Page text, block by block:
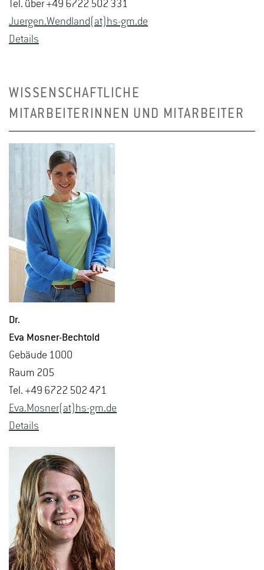
Tel. über +49 6722 502 331
Ju­er­gen.Wend­land(at)hs-​gm.​de
De­tails
WISSENSCHAFTLICHE
MITARBEITERINNEN UND MITARBEITER
Dr.
Eva Mos­ner-Bech­told
Ge­bäu­de 1000
Raum 205
Tel. +49 6722 502 471
Eva.​Mosner(at)hs-​gm.​de
De­tails